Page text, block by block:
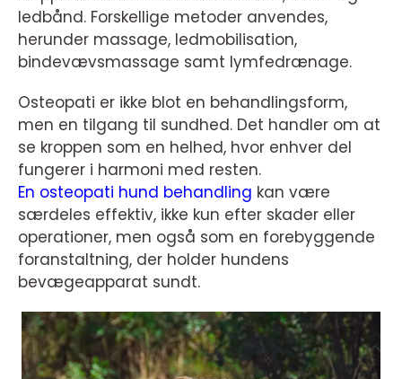
ledbånd. Forskellige metoder anvendes,
herunder massage, ledmobilisation,
bindevævsmassage samt lymfedrænage.
Osteopati er ikke blot en behandlingsform,
men en tilgang til sundhed. Det handler om at
se kroppen som en helhed, hvor enhver del
fungerer i harmoni med resten.
En osteopati hund behandling kan være
særdeles effektiv, ikke kun efter skader eller
operationer, men også som en forebyggende
foranstaltning, der holder hundens
bevægeapparat sundt.